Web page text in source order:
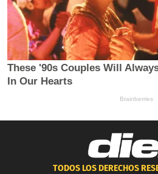
TODOS LOS DERECHOS